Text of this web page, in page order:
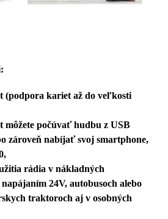
(podpora kariet až do veľkosti
môžete počúvať hudbu z USB
zároveň nabíjať svoj smartphone,
rádia v nákladných
24V, autobusoch alebo
traktoroch aj v osobných